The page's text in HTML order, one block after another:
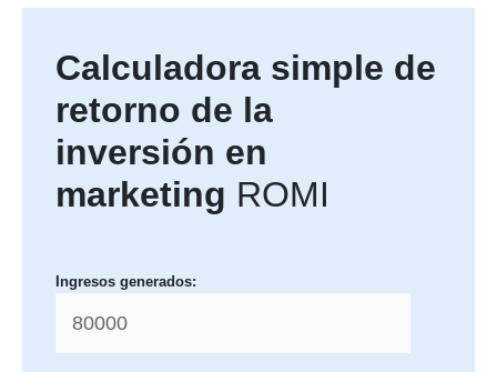
Calculadora simple de
retorno de la
inversión en
marketing ROMI
Ingresos generados: